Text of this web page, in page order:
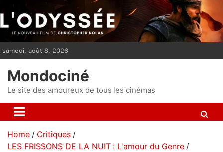
i
p
n
samedi, août 8, 2026
Mondociné
Le site des amoureux de tous les cinémas
Home
Critiques
LES FRISSONS DE LA NUIT : L'amour du Genre